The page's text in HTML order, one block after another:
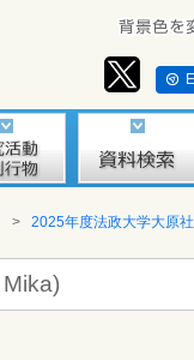
> 2025年度法政大学大原